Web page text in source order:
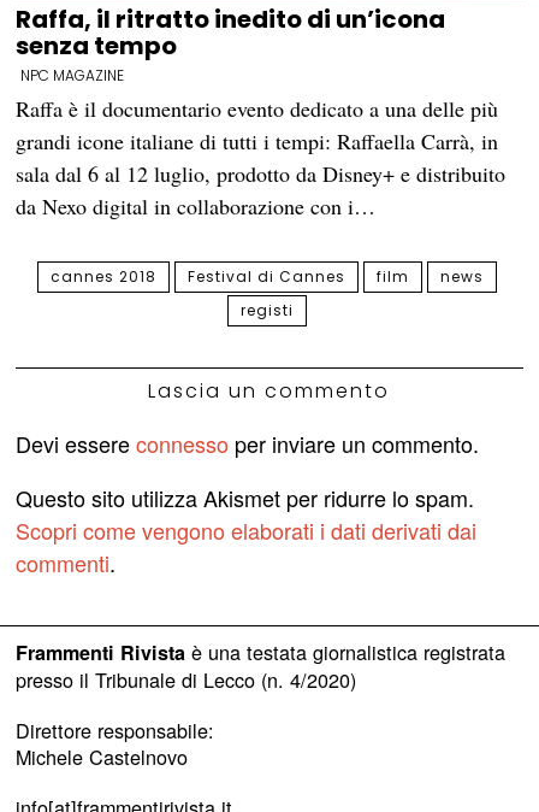
Raffa, il ritratto inedito di un’icona
senza tempo
NPC MAGAZINE
Raffa è il documentario evento dedicato a una delle più
grandi icone italiane di tutti i tempi: Raffaella Carrà, in
sala dal 6 al 12 luglio, prodotto da Disney+ e distribuito
da Nexo digital in collaborazione con i…
cannes 2018 Festival di Cannes film
news
registi
Lascia un commento
Devi essereconnesso per inviare un commento.
Questo sito utilizza Akismet per ridurre lo spam.
Scopri come vengono elaborati i dati derivati dai
commenti.
Frammenti Rivistaè una testata giornalistica registrata
presso il Tribunale di Lecco (n. 4/2020)
Direttore responsabile:
Michele Castelnovo